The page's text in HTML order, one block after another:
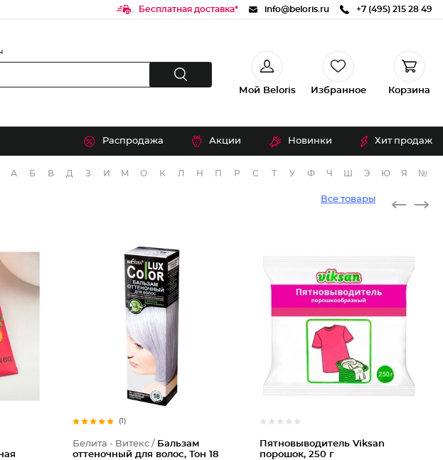
Бесплатная доставка* info@beloris.ru +7 (495) 215 28 49
Мой Beloris Избранное Корзина
Распродажа Акции Новинки Хит продаж
А Б В Д З И М О К Л Н П Р С Т У Ф Ч Э Ю Я №
Все товары
(1)
Белита - Витекс / Бальзам
оттеночный для волос, Тон 18
Пятновыводитель Viksan
порошок, 250 г